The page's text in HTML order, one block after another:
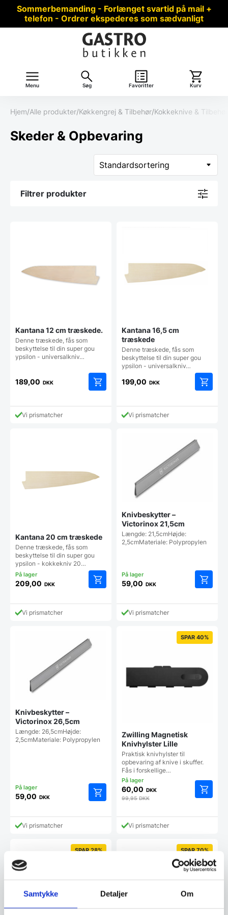
Samtykke Detaljer Om
Sommerbemanding - Forlænget svartid på mail +
telefon - Ordrer ekspederes som sædvanligt
Menu Søg Favoritter Kurv
Hjem/Alle produkter/Køkkengrej & Tilbehør/Kokkeknive & Tilbehør
Skeder & Opbevaring
Filtrer produkter
Kantana 12 cm træskede.
Denne træskede, fås som
beskyttelse til din super gou
ypsilon - universalkniv…
189,00 DKK
Vi prismatcher
Kantana 16,5 cm
træskede
Denne træskede, fås som
beskyttelse til din super gou
ypsilon - universalkniv…
199,00 DKK
Vi prismatcher
Kantana 20 cm træskede
Denne træskede, fås som
beskyttelse til din super gou
ypsilon - kokkekniv 20…
209,00 DKK
Vi prismatcher
Knivbeskytter –
Victorinox 21,5cm
Længde: 21,5cmHøjde:
2,5cmMateriale: Polypropylen
59,00 DKK
Vi prismatcher
Knivbeskytter –
Victorinox 26,5cm
Længde: 26,5cmHøjde:
2,5cmMateriale: Polypropylen
59,00 DKK
Vi prismatcher
SPAR 40%
Zwilling Magnetisk
Knivhylster Lille
Praktisk knivhylster til
opbevaring af knive i skuffer.
Fås i forskellige…
60,00 DKK
99,95DKK
Vi prismatcher
SPAR 28%
Zwilling Magnetisk
SPAR 70%
Zwilling Magnetisk